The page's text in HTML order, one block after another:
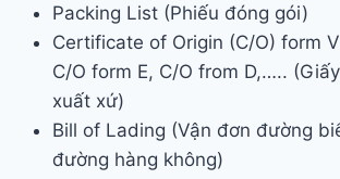
Packing List (Phiếu đóng gói)
Certificate of Origin (C/O) form
C/O form E, C/O from D,…..
xuất xứ)
Bill of Lading (Vận đơn đường
đường hàng không)